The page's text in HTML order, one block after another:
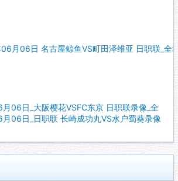
月06日 名古屋鲸鱼VS町田泽维亚 日职联_全
06日_大阪樱花VSFC东京 日职联录像_全
06日_日职联 长崎成功丸VS水户蜀葵录像